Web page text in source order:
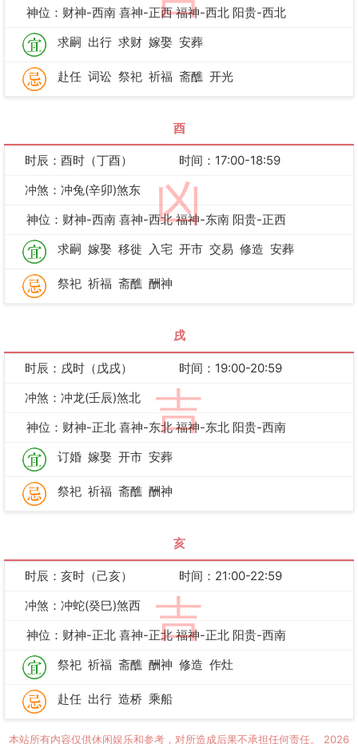
神位：财神-西南 喜神-正西 福神-西北 阳贵-西北
求嗣 出行 求财 嫁娶 安葬
赴任 词讼 祭祀 祈福 斋醮 开光
酉
凶
时辰：酉时（丁酉）
时间：17:00-18:59
冲煞：冲兔(辛卯)煞东
神位：财神-西南 喜神-西北 福神-东南 阳贵-正西
求嗣 嫁娶 移徙 入宅 开市 交易 修造 安葬
祭祀 祈福 斋醮 酬神
戌
吉
时辰：戌时（戊戌）
时间：19:00-20:59
冲煞：冲龙(壬辰)煞北
神位：财神-正北 喜神-东北 福神-东北 阳贵-西南
订婚 嫁娶 开市 安葬
祭祀 祈福 斋醮 酬神
亥
吉
时辰：亥时（己亥）
时间：21:00-22:59
冲煞：冲蛇(癸巳)煞西
神位：财神-正北 喜神-正北 福神-正北 阳贵-西南
祭祀 祈福 斋醮 酬神 修造 作灶
赴任 出行 造桥 乘船
本站所有内容仅供休闲娱乐和参考，对所造成后果不承担任何责任。 2026